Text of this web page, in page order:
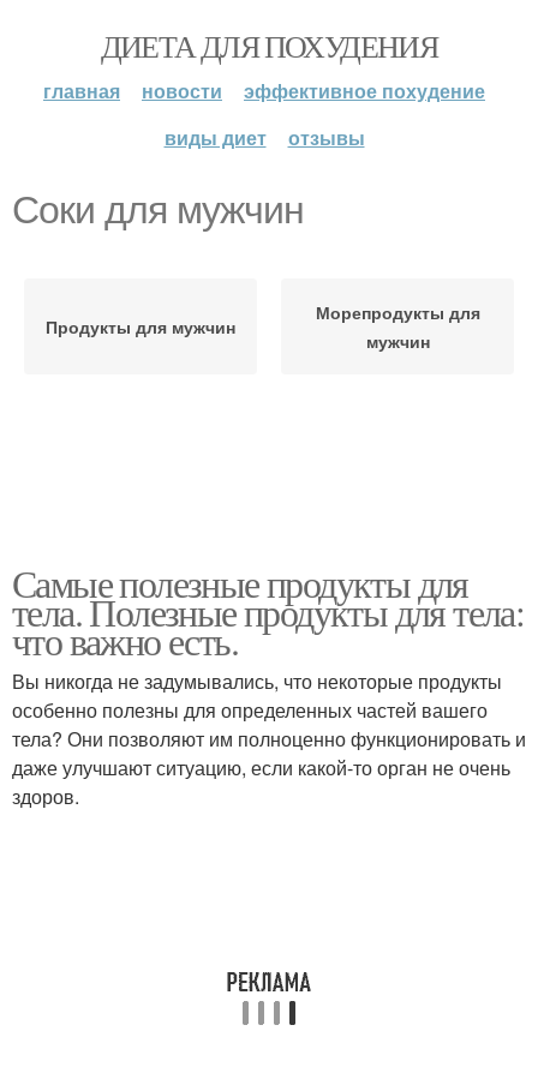
ДИЕТА ДЛЯ ПОХУДЕНИЯ
главная новости
эффективное похудение
виды диет
отзывы
Соки для мужчин
Продукты для мужчин
Морепродукты для
мужчин
Самые полезные продукты для
тела. Полезные продукты для тела:
что важно есть.
Вы никогда не задумывались, что некоторые продукты
особенно полезны для определенных частей вашего
тела? Они позволяют им полноценно функционировать и
даже улучшают ситуацию, если какой-то орган не очень
здоров.